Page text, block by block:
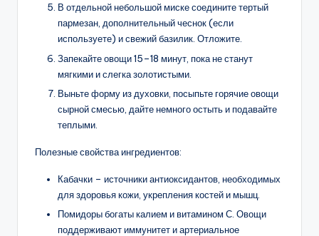
В отдельной небольшой миске соедините тертый
пармезан, дополнительный чеснок (если
используете) и свежий базилик. Отложите.
Запекайте овощи 15–18 минут, пока не станут
мягкими и слегка золотистыми.
Выньте форму из духовки, посыпьте горячие овощи
сырной смесью, дайте немного остыть и подавайте
теплыми.
Полезные свойства ингредиентов:
Кабачки – источники антиоксидантов, необходимых
для здоровья кожи, укрепления костей и мышц.
Помидоры богаты калием и витамином С. Овощи
поддерживают иммунитет и артериальное